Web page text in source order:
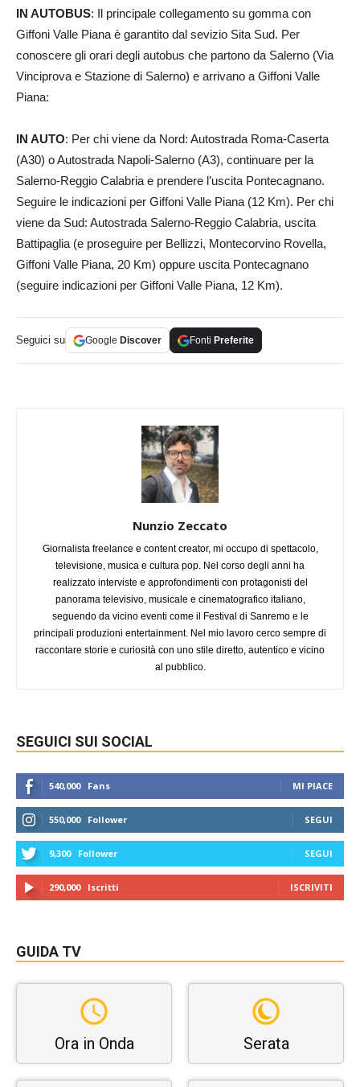
IN AUTOBUS: Il principale collegamento su gomma con
Giffoni Valle Piana è garantito dal sevizio Sita Sud. Per
conoscere gli orari degli autobus che partono da Salerno (Via
Vinciprova e Stazione di Salerno) e arrivano a Giffoni Valle
Piana:
IN AUTO: Per chi viene da Nord: Autostrada Roma-Caserta
(A30) o Autostrada Napoli-Salerno (A3), continuare per la
Salerno-Reggio Calabria e prendere l’uscita Pontecagnano.
Seguire le indicazioni per Giffoni Valle Piana (12 Km). Per chi
viene da Sud: Autostrada Salerno-Reggio Calabria, uscita
Battipaglia (e proseguire per Bellizzi, Montecorvino Rovella,
Giffoni Valle Piana, 20 Km) oppure uscita Pontecagnano
(seguire indicazioni per Giffoni Valle Piana, 12 Km).
Seguici su Google Discover Fonti Preferite
Nunzio Zeccato
Giornalista freelance e content creator, mi occupo di spettacolo,
televisione, musica e cultura pop. Nel corso degli anni ha
realizzato interviste e approfondimenti con protagonisti del
panorama televisivo, musicale e cinematografico italiano,
seguendo da vicino eventi come il Festival di Sanremo e le
principali produzioni entertainment. Nel mio lavoro cerco sempre di
raccontare storie e curiosità con uno stile diretto, autentico e vicino
al pubblico.
SEGUICI SUI SOCIAL
540,000 Fans MI PIACE
550,000 Follower SEGUI
9,300 Follower SEGUI
290,000 Iscritti ISCRIVITI
GUIDA TV
Ora in Onda Serata